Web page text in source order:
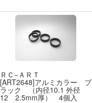
ＲＣ−ＡＲＴ
[ART2648]アルミカラー ブ
ラック （内径10.1 外径
12 2.5mm厚） 4個入